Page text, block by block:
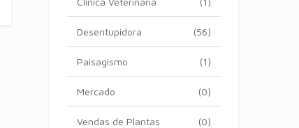
(56)
Desentupidora
(1)
Paisagismo
(0)
Mercado
(0)
Vendas de Plantas